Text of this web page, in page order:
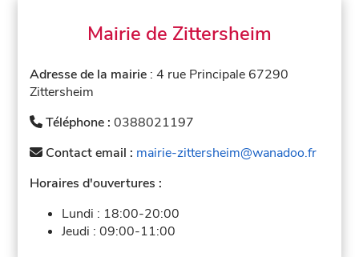
Mairie de Zittersheim
Adresse de la mairie : 4 rue Principale 67290
Zittersheim
Téléphone :0388021197
Contact email : mairie-zittersheim@wanadoo.fr
Horaires d'ouvertures :
Lundi : 18:00-20:00
Jeudi :09:00-11:00